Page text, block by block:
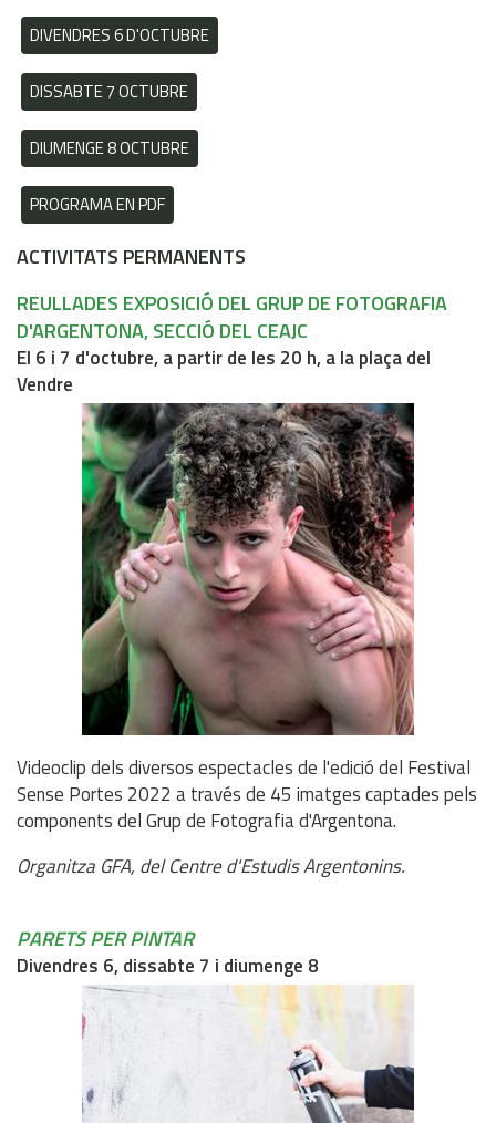
DIVENDRES 6 D'OCTUBRE
DISSABTE 7 OCTUBRE
DIUMENGE 8 OCTUBRE
PROGRAMA EN PDF
ACTIVITATS PERMANENTS
REULLADES EXPOSICIÓ DEL GRUP DE FOTOGRAFIA
D'ARGENTONA, SECCIÓ DEL CEAJC
El 6 i 7 d'octubre, a partir de les 20 h, a la plaça del
Vendre
Videoclip dels diversos espectacles de l'edició del Festival
Sense Portes 2022 a través de 45 imatges captades pels
components del Grup de Fotografia d'Argentona.
Organitza GFA, del Centre d'Estudis Argentonins.
PARETS PER PINTAR
Divendres 6, dissabte 7 i diumenge 8